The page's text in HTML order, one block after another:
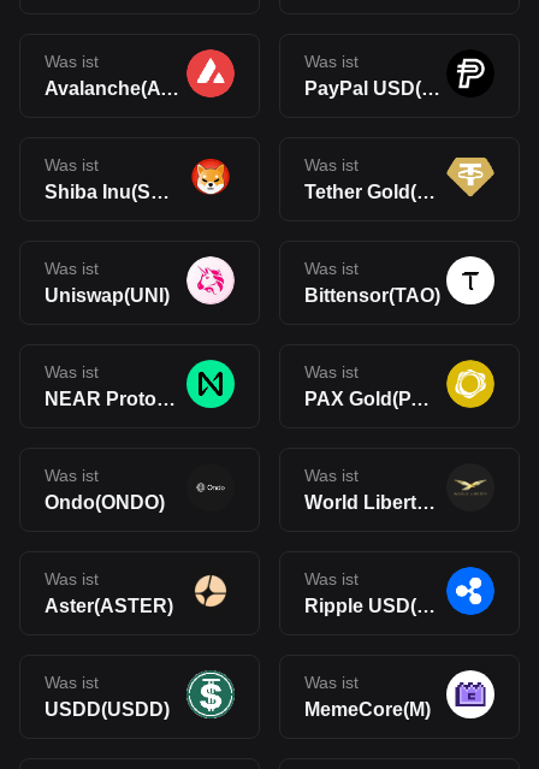
Was ist
Avalanche(AVAX)
Was ist
PayPal USD(PYUSD)
Was ist
Shiba Inu(SHIB)
Was ist
Tether Gold(XAUt)
Was ist
Uniswap(UNI)
Was ist
Bittensor(TAO)
Was ist
NEAR Protocol(NEAR)
Was ist
PAX Gold(PAXG)
Was ist
Ondo(ONDO)
Was ist
World Liberty Financial(WLFI)
Was ist
Aster(ASTER)
Was ist
Ripple USD(RLUSD)
Was ist
USDD(USDD)
Was ist
MemeCore(M)